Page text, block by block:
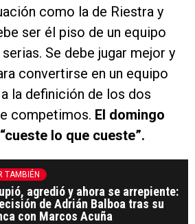
como la de Riestra y
ser él piso de un equipo
Se debe jugar mejor y
convertirse en un equipo
la definición de los dos
competimos. El domingo
lo que cueste”.
TAMBIÉN
agredió y ahora se arrepiente:
de Adrián Balboa tras su
con Marcos Acuña